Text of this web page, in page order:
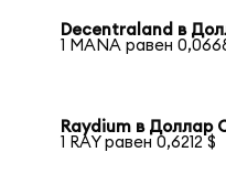
Decentraland в
1 MANA равен
Raydium в Доллар
1 RAY равен 0,6212 $